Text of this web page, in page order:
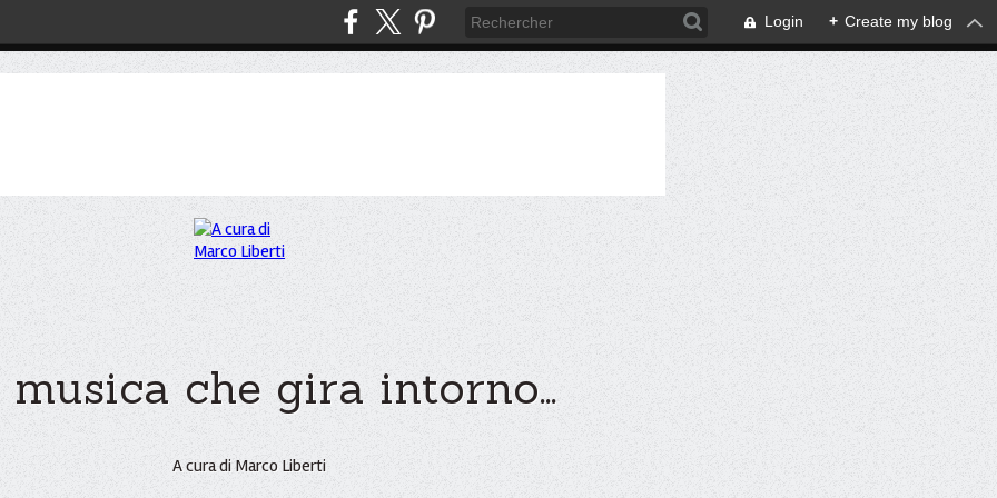
Login + Create my blog
che gira intorno...
A cura di Marco Liberti